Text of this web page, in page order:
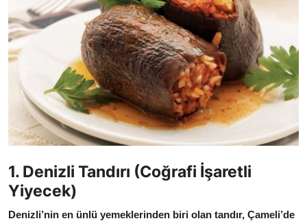
Gıda Güvenliği & Sağlık
İçecek Kültürü & Rehberleri
Popüler Kültür & Mutfak Tarihi
Mutfak Temizliği & Pratik Bilgiler
Anne & Bebek Beslenmesi
Mutfak Sırları & Teknikler
Gıda Sözlüğü & Nedir?
1. Denizli Tandırı (Coğrafi İşaretli
Yiyecek)
Denizli’nin en ünlü yemeklerinden biri olan tandır, Çameli’de